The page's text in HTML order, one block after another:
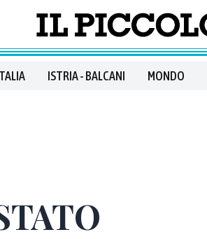
ISTRIA - BALCANI MONDO